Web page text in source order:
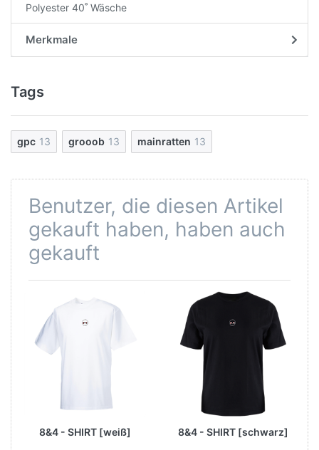
Polyester 40˚ Wäsche
Merkmale
Tags
gpc 13 grooob 13 mainratten 13
Benutzer, die diesen Artikel
gekauft haben, haben auch
gekauft
8&4 - SHIRT [weiß] 8&4 - SHIRT [schwarz]